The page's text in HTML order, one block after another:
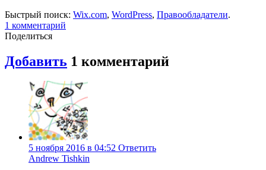
Быстрый поиск: Wix.com, WordPress, Правообладатели.
1 комментарий
Поделиться
Добавить 1 комментарий
5 ноября 2016 в 04:52 Ответить
Andrew Tishkin